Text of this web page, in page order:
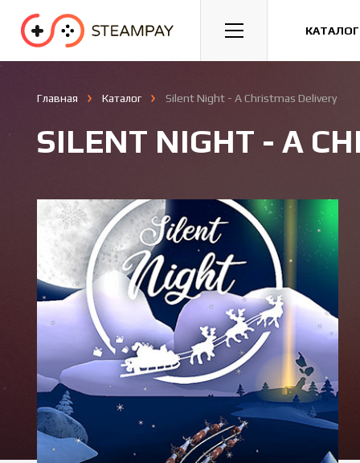
Спорт Гонки Казуальные
Главная Каталог Silent Night - A Christmas Delivery
SILENT NIGHT - A